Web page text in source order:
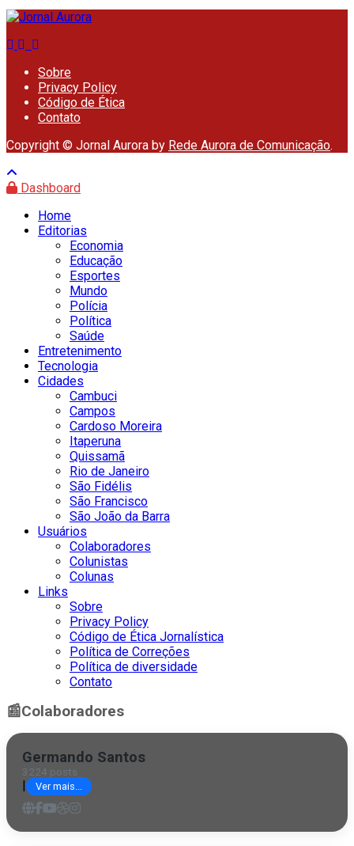
Sobre
Privacy Policy
Código de Ética
Contato
Copyright © Jornal Aurora by Rede Aurora de Comunicação.
Dashboard
Home
Editorias
Economia
Educação
Esportes
Mundo
Polícia
Política
Saúde
Entretenimento
Tecnologia
Cidades
Cambuci
Campos
Cardoso Moreira
Itaperuna
Quissamã
Rio de Janeiro
São Fidélis
São Francisco
São João da Barra
Usuários
Colaboradores
Colunistas
Colunas
Links
Sobre
Privacy Policy
Código de Ética Jornalística
Política de Correções
Política de diversidade
Contato
📰Colaboradores
Germando Santos
3224 posts
| Ver mais...